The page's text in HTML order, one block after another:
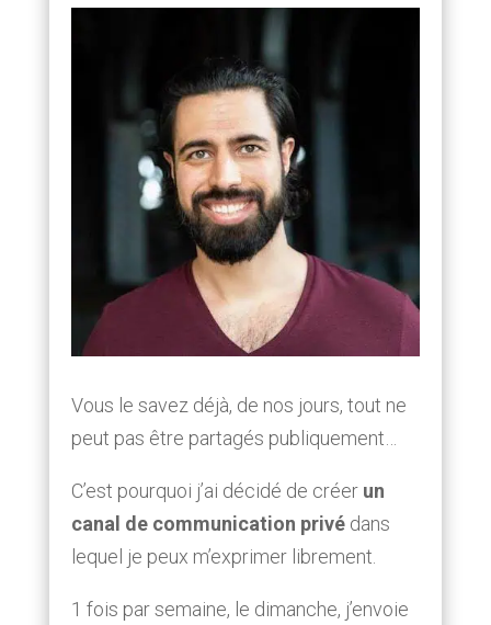
Vous le savez déjà, de nos jours, tout ne
peut pas être partagés publiquement…
C’est pourquoi j’ai décidé de créer un
canal de communication privé dans
lequel je peux m’exprimer librement.
1 fois par semaine, le dimanche, j’envoie